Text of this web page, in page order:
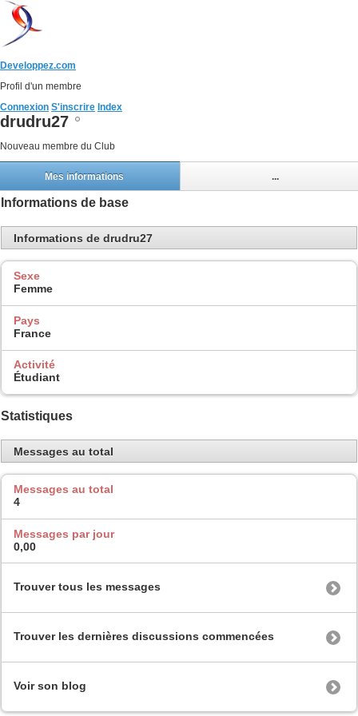
Developpez.com
Profil d'un membre
Connexion S'inscrire Index
drudru27
Nouveau membre du Club
Mes informations ...
Informations de base
Informations de drudru27
Sexe
Femme
Pays
France
Activité
Étudiant
Statistiques
Messages au total
Messages au total
4
Messages par jour
0,00
Trouver tous les messages
Trouver les dernières discussions commencées
Voir son blog